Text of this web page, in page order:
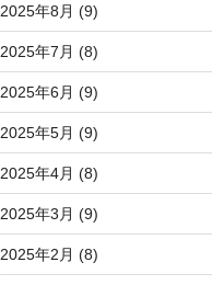
2025年8月 (9)
2025年7月 (8)
2025年6月 (9)
2025年5月 (9)
2025年4月 (8)
2025年3月 (9)
2025年2月 (8)